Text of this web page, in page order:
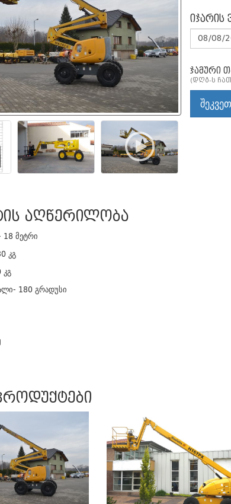
იჯარის
ჯამური
(დღგ-ს
აღწერილობა
18 მეტრი
კგ
180 გრადუსი